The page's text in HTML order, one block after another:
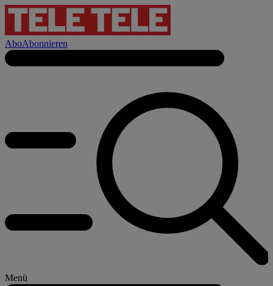
AboAbonnieren
Menü